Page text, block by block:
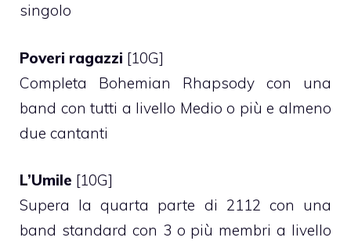
singolo
Poveri ragazzi [10G]
Completa Bohemian Rhapsody con una
band con tutti a livello Medio o più e almeno
due cantanti
L’Umile [10G]
Supera la quarta parte di 2112 con una
band standard con 3 o più membri a livello